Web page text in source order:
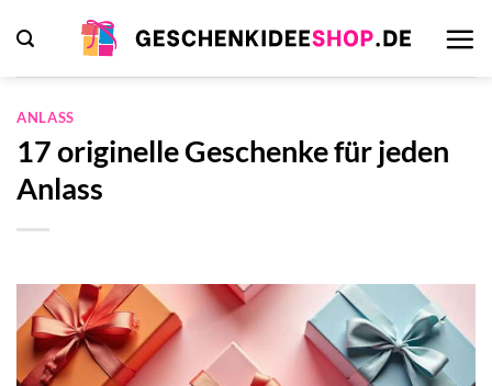
Inhalt
springen
ANLASS
17 originelle Geschenke für jeden
Anlass